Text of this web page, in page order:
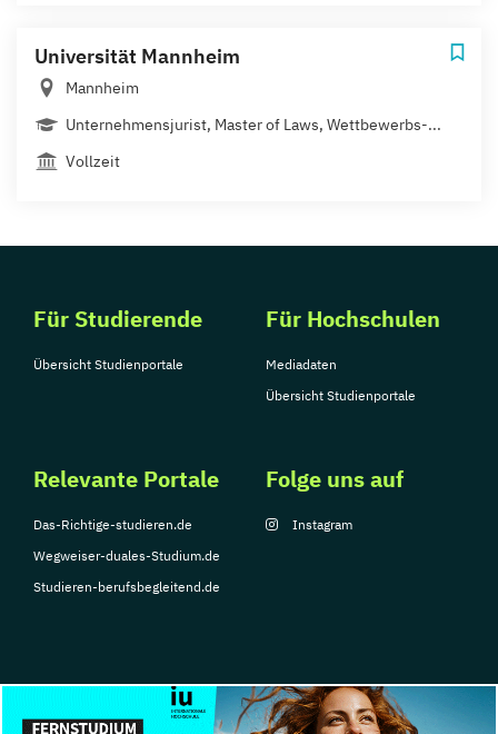
Universität Mannheim
Mannheim
Unternehmensjurist, Master of Laws, Wettbewerbs-...
Vollzeit
Für Studierende
Übersicht Studienportale
Für Hochschulen
Mediadaten
Übersicht Studienportale
Relevante Portale
Das-Richtige-studieren.de
Wegweiser-duales-Studium.de
Studieren-berufsbegleitend.de
Folge uns auf
Instagram
© Copyright 2026, TarGroup Media GmbH